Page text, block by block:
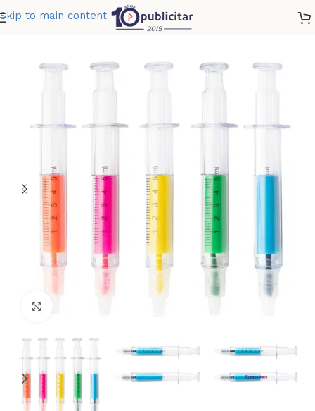
Skip to main content
RESALTADOR DOCTOR